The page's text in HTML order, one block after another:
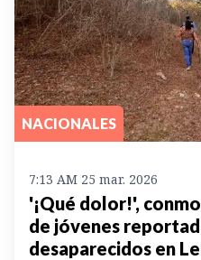
NACIONALES
7:13 AM 25 mar. 2026
'¡Qué dolor!',
de jóvenes
desaparecidos en